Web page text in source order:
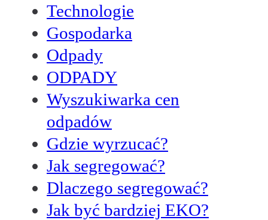
Technologie
Gospodarka
Odpady
ODPADY
Wyszukiwarka cen
odpadów
Gdzie wyrzucać?
Jak segregować?
Dlaczego segregować?
Jak być bardziej EKO?